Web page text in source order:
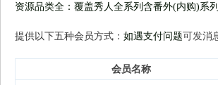
资源品类全：覆盖秀人全系列含番外(内购)系
提供以下五种会员方式： 如遇支付问题可发消
会员名称